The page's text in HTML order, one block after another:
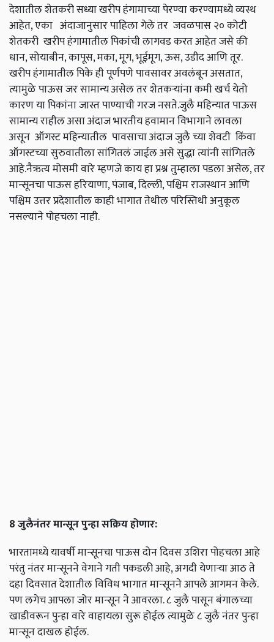
देशातील शेतकरी सध्या खरीप हंगामाच्या पेरण्या करण्यामध्ये व्यस्थ
आहेत, एका अंदाजानुसार पाहिला गेले तर जवळपास २० कोटी
शेतकरी खरीप हंगामातील पिकांची लागवड करत आहेत जसे की
धान, सोयाबीन, कापूस, मका, मूग, भूईमूग, ऊस, उडीद आणि तूर.
खरीप हंगामातील पिके ही पूर्णपणे पावसावर अवलंबून असतात,
त्यामुळे पाऊस जर सामान्य असेल तर शेतकऱ्यांना कमी खर्च येतो
कारण या पिकांना जास्त पाण्याची गरज नसते.जुलै महिन्यात पाऊस
सामान्य राहील असा अंदाज भारतीय हवामान विभागाने लावला
असून ऑगस्ट महिन्यातील पावसाचा अंदाज जुलै च्या शेवटी किंवा
ऑगस्टच्या सुरुवातीला सांगितलं जाईल असे सुद्धा त्यांनी सांगितले
आहे.नैऋत्य मोसमी वारे म्हणजे काय हा प्रश्न तुम्हाला पडला असेल, तर
मान्सूनचा पाऊस हरियाणा, पंजाब, दिल्ली, पश्चिम राजस्थान आणि
पश्चिम उत्तर प्रदेशातील काही भागात तेथील परिस्तिथी अनुकूल
नसल्याने पोहचला नाही.
8 जुलैनंतर मान्सून पुन्हा सक्रिय होणार:
भारतामध्ये यावर्षी मान्सूनचा पाऊस दोन दिवस उशिरा पोहचला आहे
परंतु नंतर मान्सूनने वेगाने गती पकडली आहे, अगदी येणाऱ्या आठ ते
दहा दिवसात देशातील विविध भागात मान्सूनने आपले आगमन केले.
पण लगेच आपला जोर मान्सून ने आवरला. ८ जुलै पासून बंगालच्या
खाडीवरून पुन्हा वारे वाहायला सुरू होईल त्यामुळे ८ जुलै नंतर पुन्हा
मान्सून दाखल होईल.